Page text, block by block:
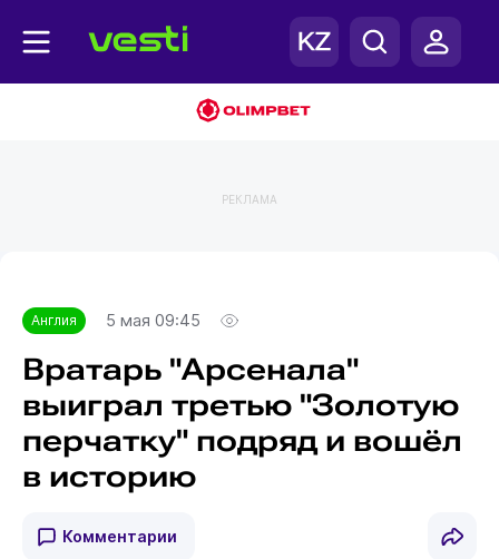
РЕКЛАМА
Англия 5 мая 09:45
Вратарь "Арсенала"
выиграл третью "Золотую
перчатку" подряд и вошёл
в историю
Комментарии